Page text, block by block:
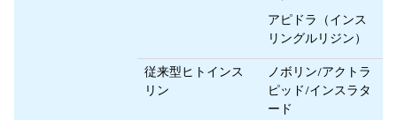
アピドラ（インス
リングルリジン）
従来型ヒトインス
リン
ノボリン/アクトラ
ピッド/インスラタ
ード